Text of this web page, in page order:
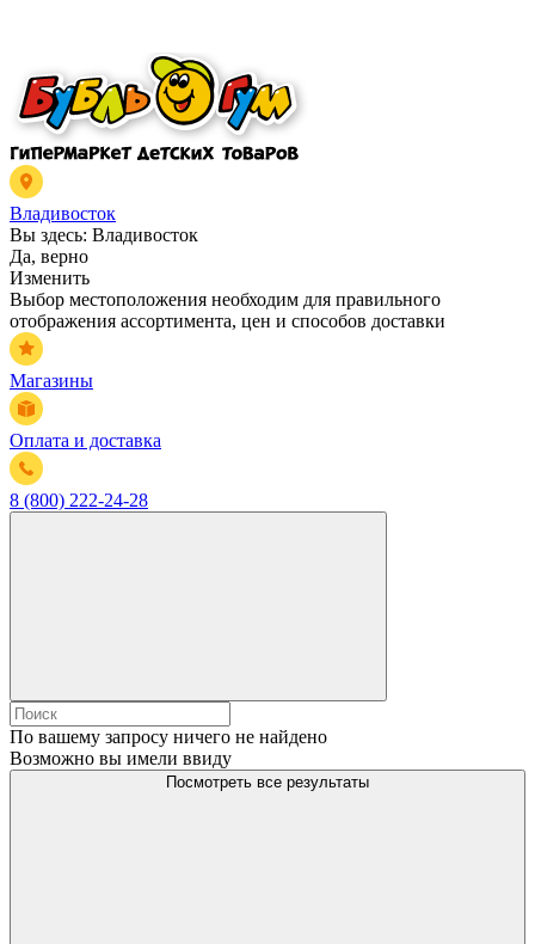
Владивосток
Вы здесь: Владивосток
Да, верно
Изменить
Выбор местоположения необходим для правильного
отображения ассортимента, цен и способов доставки
Магазины
Оплата и доставка
8 (800) 222-24-28
По вашему запросу ничего не найдено
Возможно вы имели ввиду
Посмотреть все результаты